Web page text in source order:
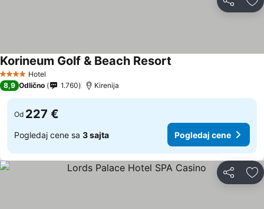
Deli
4 ZvezdiceHotel
Korineum Golf & Beach Resort
8,9 Odlično 1.760 Kirenija
Od 227 €
Pogledaj cene sa 3 sajta Pogledaj cene
Deli